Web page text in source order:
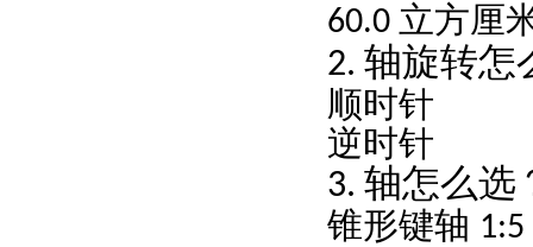
60.0 立方厘
2. 轴旋转怎
顺时针
逆时针
3. 轴怎么选
锥形键轴